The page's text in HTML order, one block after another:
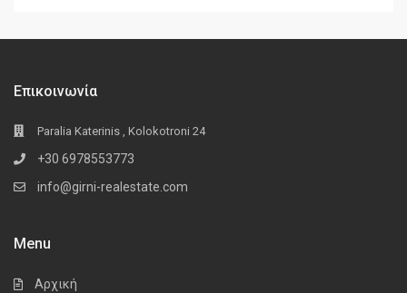
Επικοινωνία
Paralia Katerinis , Kolokotroni 24
+30 6978553773
info@girni-realestate.com
Menu
Αρχική